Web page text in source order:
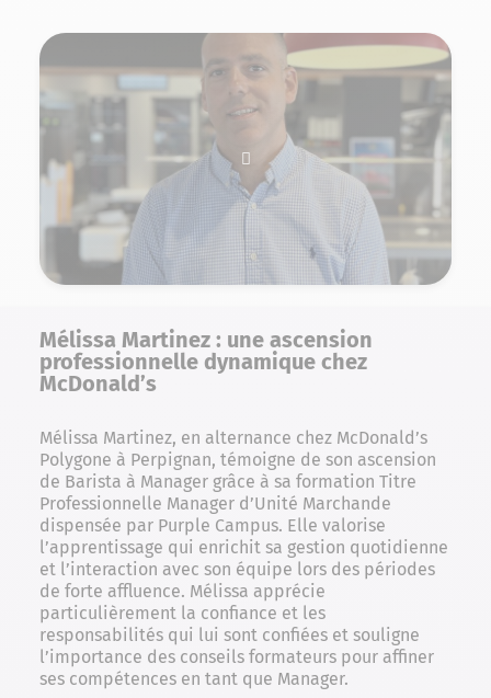
Mélissa Martinez : une ascension
professionnelle dynamique chez
McDonald’s
Mélissa Martinez, en alternance chez McDonald’s
Polygone à Perpignan, témoigne de son ascension
de Barista à Manager grâce à sa formation Titre
Professionnelle Manager d’Unité Marchande
dispensée par Purple Campus. Elle valorise
l’apprentissage qui enrichit sa gestion quotidienne
et l’interaction avec son équipe lors des périodes
de forte affluence. Mélissa apprécie
particulièrement la confiance et les
responsabilités qui lui sont confiées et souligne
l’importance des conseils formateurs pour affiner
ses compétences en tant que Manager.